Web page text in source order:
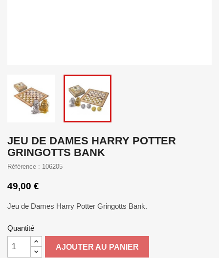
JEU DE DAMES HARRY POTTER
GRINGOTTS BANK
Référence : 106205
49,00 €
Jeu de Dames Harry Potter Gringotts Bank.
Quantité
AJOUTER AU PANIER